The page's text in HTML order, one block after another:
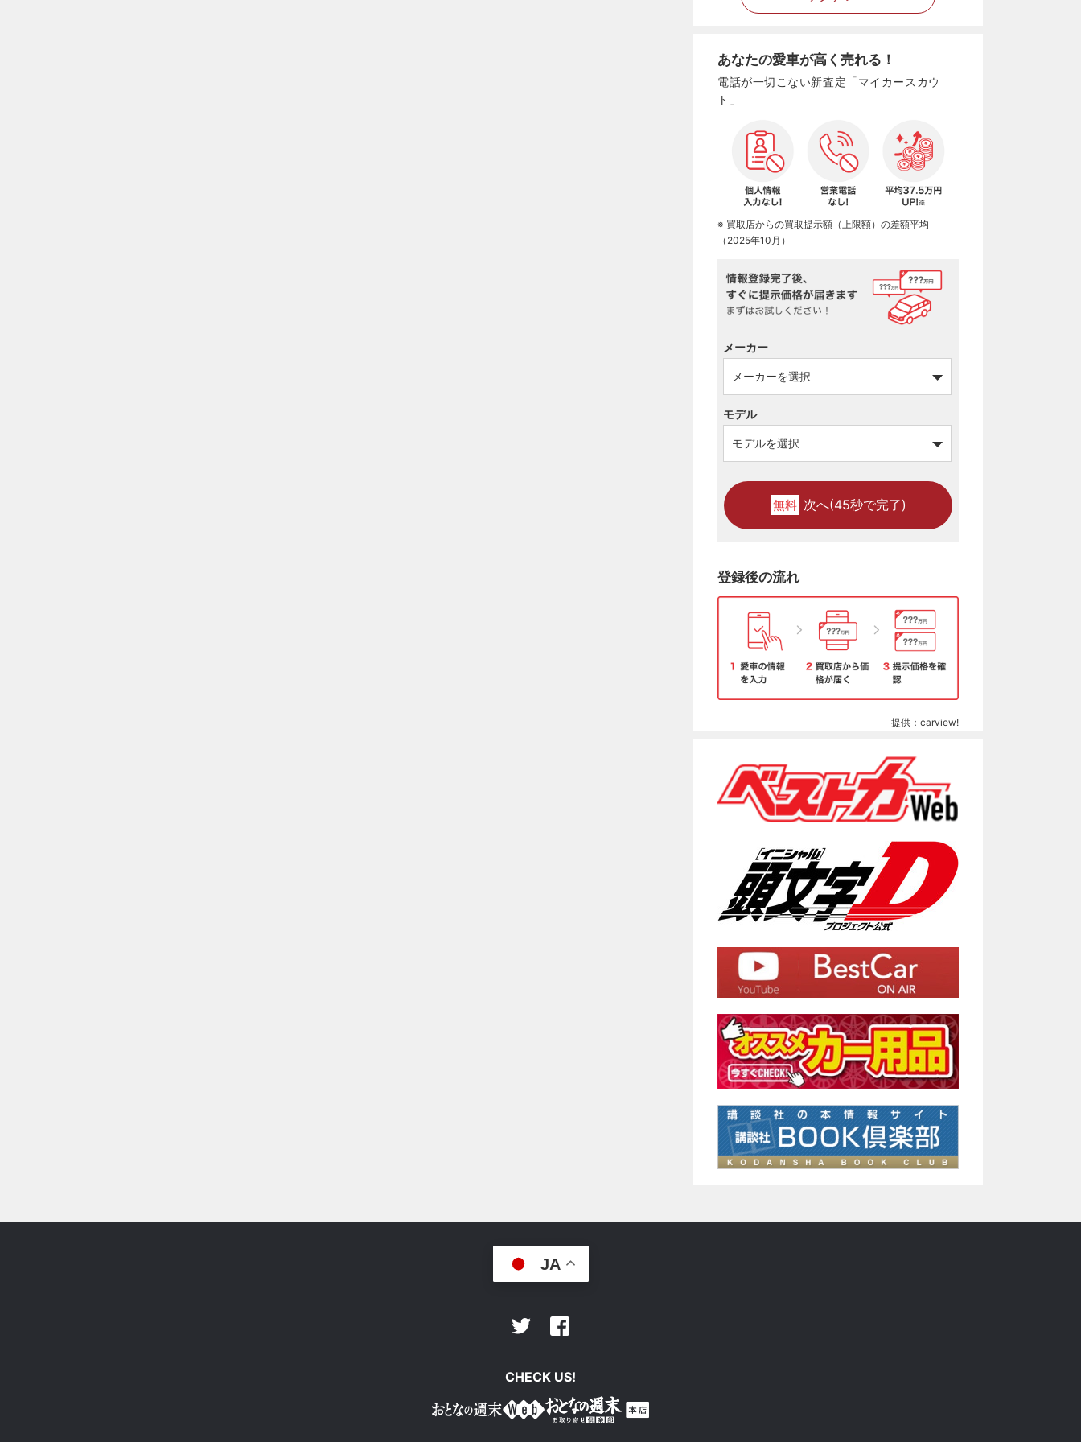
あなたの愛車が高く売れる！
電話が一切こない新査定「マイカースカウ
ト」
※ 買取店からの買取提示額（上限額）の差額平均
（2025年10月）
メーカー
モデル
無料 次へ(45秒で完了)
登録後の流れ
提供：carview!
JA
Twitter
CHECK US!